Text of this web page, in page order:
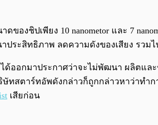
ดของชิปเพียง 10 nanometor และ 7
ระสิทธิภาพ ลดความดังของเสียง รวมไ
ด้ออกมาประกาศว่าจะไม่พัฒนา ผลิตแ
ทสตาร์ทอัพดังกล่าวก็ถูกกล่าวหาว่าทำก
เสียก่อน